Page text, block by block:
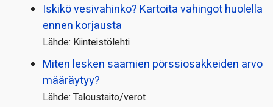
Iskikö vesivahinko? Kartoita vahingot huolella
ennen korjausta
Lähde: Kiinteistölehti
Miten lesken saamien pörssi­osakkeiden arvo
määräytyy?
Lähde: Taloustaito/verot